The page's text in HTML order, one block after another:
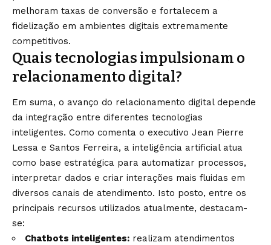
melhoram taxas de conversão e fortalecem a
fidelização em ambientes digitais extremamente
competitivos.
Quais tecnologias impulsionam o
relacionamento digital?
Em suma, o avanço do relacionamento digital depende
da integração entre diferentes tecnologias
inteligentes. Como comenta o executivo Jean Pierre
Lessa e Santos Ferreira, a inteligência artificial atua
como base estratégica para automatizar processos,
interpretar dados e criar interações mais fluidas em
diversos canais de atendimento. Isto posto, entre os
principais recursos utilizados atualmente, destacam-
se:
Chatbots inteligentes: realizam atendimentos